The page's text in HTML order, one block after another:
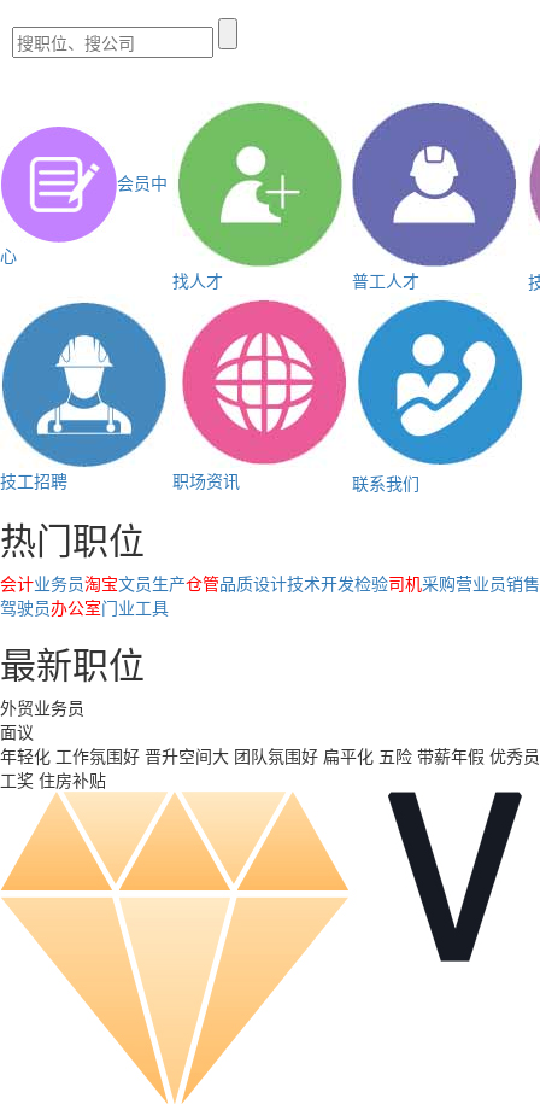
会员中
心
找人才
普工人才
技工招聘 职场资讯 联系我们
热门职位
会计业务员淘宝文员生产仓管品质设计技术开发检验司机采购营业员销售
驾驶员办公室门业工具
最新职位
外贸业务员
面议
年轻化 工作氛围好 晋升空间大 团队氛围好 扁平化 五险 带薪年假 优秀员
工奖 住房补贴